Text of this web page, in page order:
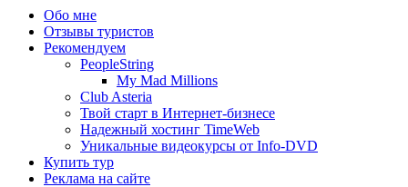
Обо мне
Отзывы туристов
Рекомендуем
PeopleString
My Mad Millions
Club Asteria
Твой старт в Интернет-бизнесе
Надежный хостинг TimeWeb
Уникальные видеокурсы от Info-DVD
Купить тур
Реклама на сайте